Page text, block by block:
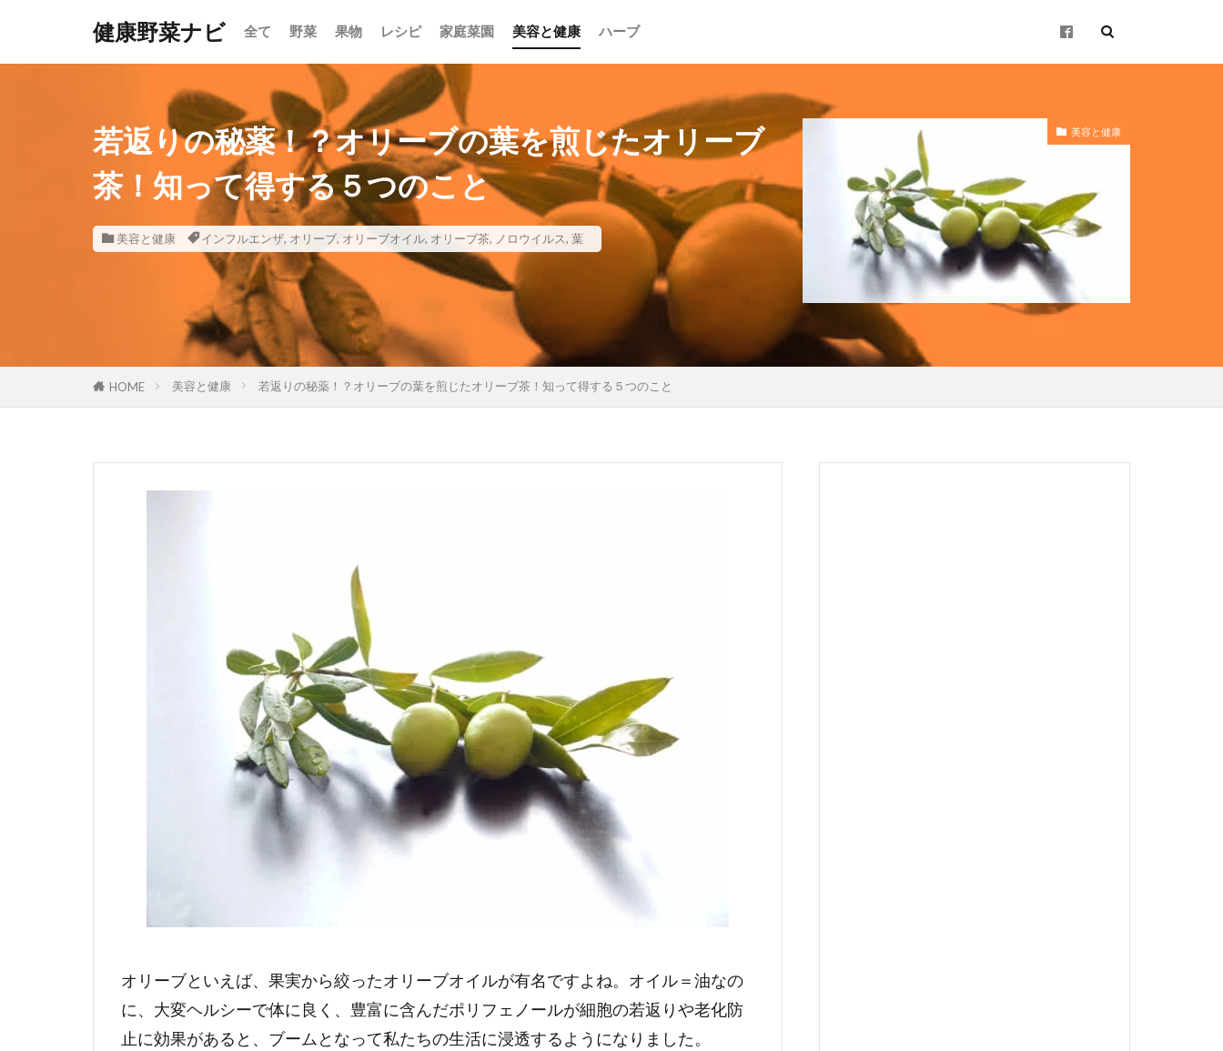
健康野菜ナビ 全て 野菜 果物 レシピ 家庭菜園 美容と健康 ハーブ
若返りの秘薬！？オリーブの葉を煎じたオリーブ
茶！知って得する５つのこと
美容と健康 インフルエンザ, オリーブ, オリーブオイル, オリーブ茶, ノロウイルス, 葉
美容と健康
HOME 美容と健康 若返りの秘薬！？オリーブの葉を煎じたオリーブ茶！知って得する５つのこと
オリーブといえば、果実から絞ったオリーブオイルが有名ですよね。オイル＝油なの
に、大変ヘルシーで体に良く、豊富に含んだポリフェノールが細胞の若返りや老化防
止に効果があると、ブームとなって私たちの生活に浸透するようになりました。